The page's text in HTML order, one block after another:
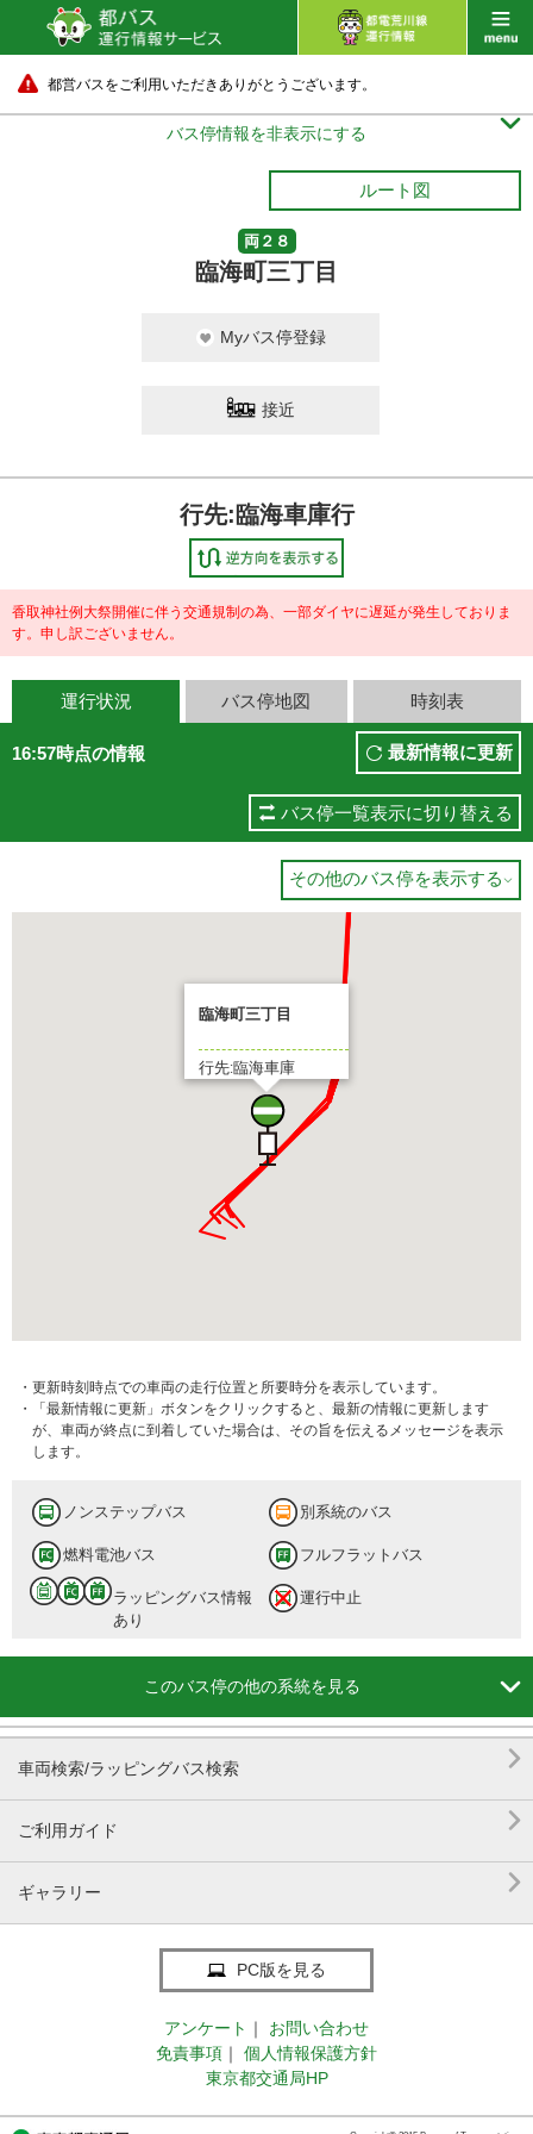
都営バスをご利用いただきありがとうございます。
バス停情報を非表示にする 
ルート図
両２８
臨海町三丁目
Myバス停登録
接近
行先:臨海車庫行
香取神社例大祭開催に伴う交通規制の為、一部ダイヤに遅延が発生しておりま
す。申し訳ございません。
運行状況 バス停地図 時刻表
16:57時点の情報 最新情報に更新
バス停一覧表示に切り替える
その他のバス停を表示する 
臨海町三丁目
行先:臨海車庫
・更新時刻時点での車両の走行位置と所要時分を表示しています。
・「最新情報に更新」ボタンをクリックすると、最新の情報に更新します
が、車両が終点に到着していた場合は、その旨を伝えるメッセージを表示
します。
ノンステップバス 別系統のバス
燃料電池バス フルフラットバス
ラッピングバス情報
あり
運行中止
このバス停の他の系統を見る 
車両検索/ラッピングバス検索 
ご利用ガイド 
ギャラリー 
PC版を見る
アンケート ｜
お問い合わせ
免責事項 ｜
個人情報保護方針
東京都交通局HP